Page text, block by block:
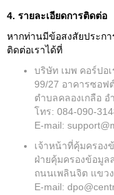
4. รายละเอียดการติดต่อ
หากท่านมีข้อสงสัยประกา
ติดต่อเราได้ที่
บริษัท เมพ คอร์ปอ
99/27 อาคารซอ
ตำบลคลองเกลือ อ
โทร: 084-090-
E-mail:
เจ้าหน้าที่คุ้มครอ
ฝ่ายคุ้มครองข้อมู
ถนนเพลินจิต แขว
E-mail: